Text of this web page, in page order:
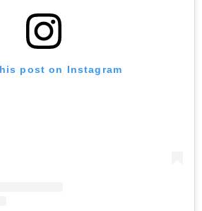
post on Instagram